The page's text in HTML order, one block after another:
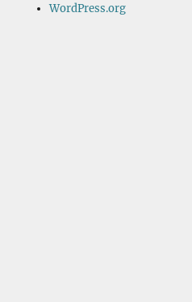
WordPress.org